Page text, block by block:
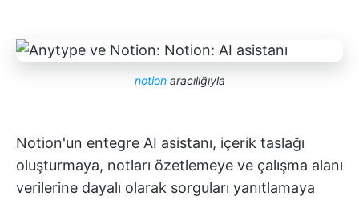
notionaracılığıyla
Notion'un entegre AI asistanı, içerik taslağı
oluşturmaya, notları özetlemeye ve çalışma alanı
verilerine dayalı olarak sorguları yanıtlamaya